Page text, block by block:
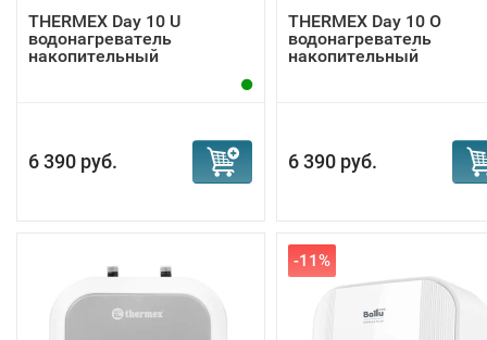
THERMEX Day 10 U
водонагреватель
накопительный
6 390 руб.
THERMEX Day 10 O
водонагреватель
накопительный
6 390 руб.
-11%